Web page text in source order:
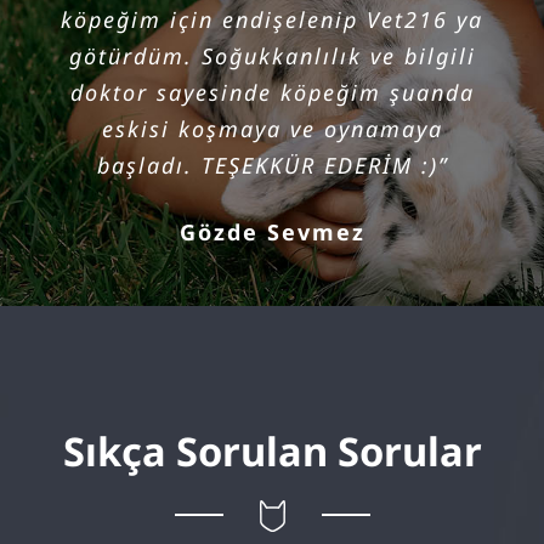
köpeğim için endişelenip Vet216 ya
götürdüm. Soğukkanlılık ve bilgili
doktor sayesinde köpeğim şuanda
eskisi koşmaya ve oynamaya
başladı. TEŞEKKÜR EDERİM :)”
Gözde Sevmez
bir köpeği hem kontrollerini
yaptırmak için hem de sağlıklı
olması için kliniğe götürdüm. İyi
yürekli insanlar çalışanlar. Tavsiye
ederim. Pandemi sürecini gerçekten
benimseyen bir klinik. Alınan
önlemler harika.
”
Elif Erdoğan
Sıkça Sorulan Sorular